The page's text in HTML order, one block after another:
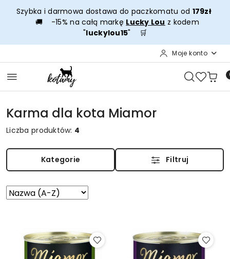
Przejdź do treści głównej
Przejdź do wyszukiwarki
Przejdź do moje konto
Przejdź do menu głównego
Przejdź do stopki
Szybka i darmowa dostawa do paczkomatu od 179zł
🚚 -15% na całą markę Lucky Lou z kodem
"luckylou15" 🛒
Moje konto
Karma dla kota Miamor
Liczba produktów: 4
Kategorie Filtruj
Zastosowano
sortowanie:
Sortuj
według